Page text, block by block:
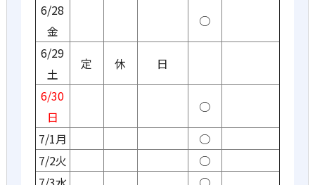
6/28
金
○
6/29
土
定 休
日
6/30
日
○
7/1月
○
7/2火
○